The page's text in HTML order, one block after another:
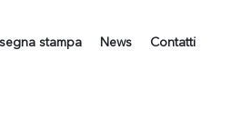
stampa News Contatti